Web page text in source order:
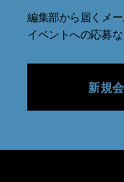
編集部から届くメ
イベントへの応募
新規